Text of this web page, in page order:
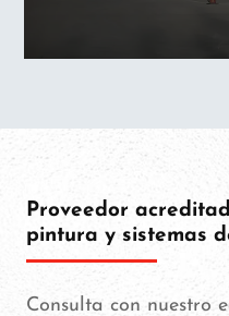
Proveedor
pintura y sistemas
Consulta con nuestro